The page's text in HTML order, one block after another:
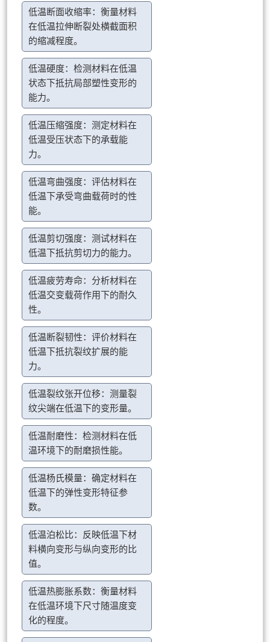
低温断面收缩率：衡量材料
在低温拉伸断裂处横截面积
的缩减程度。
低温硬度：检测材料在低温
状态下抵抗局部塑性变形的
能力。
低温压缩强度：测定材料在
低温受压状态下的承载能
力。
低温弯曲强度：评估材料在
低温下承受弯曲载荷时的性
能。
低温剪切强度：测试材料在
低温下抵抗剪切力的能力。
低温疲劳寿命：分析材料在
低温交变载荷作用下的耐久
性。
低温断裂韧性：评价材料在
低温下抵抗裂纹扩展的能
力。
低温裂纹张开位移：测量裂
纹尖端在低温下的变形量。
低温耐磨性：检测材料在低
温环境下的耐磨损性能。
低温杨氏模量：确定材料在
低温下的弹性变形特征参
数。
低温泊松比：反映低温下材
料横向变形与纵向变形的比
值。
低温热膨胀系数：衡量材料
在低温环境下尺寸随温度变
化的程度。